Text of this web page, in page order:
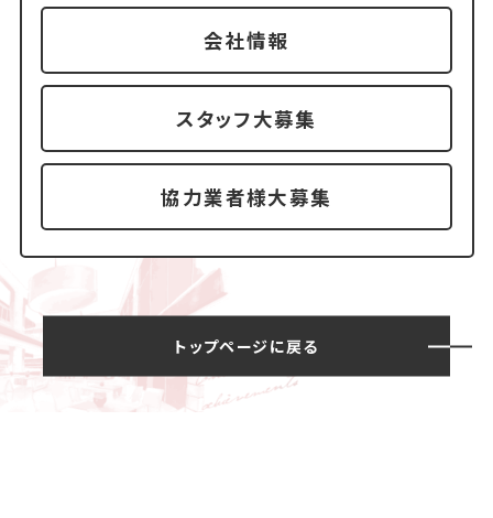
会社情報
スタッフ大募集
協力業者様大募集
トップページに戻る